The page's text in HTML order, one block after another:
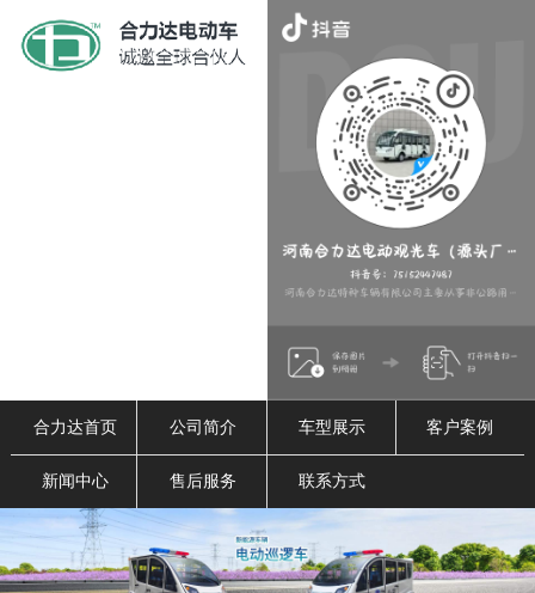
合力达首页 公司简介 车型展示 客户案例
新闻中心 售后服务 联系方式